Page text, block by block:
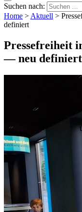
Suchen nach:
Home >Aktuell >
definiert
Pressefreiheit
— neu definiert